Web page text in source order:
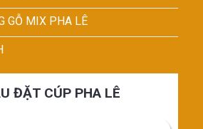
GỖ MIX PHA LÊ
ĐẶT CÚP PHA LÊ